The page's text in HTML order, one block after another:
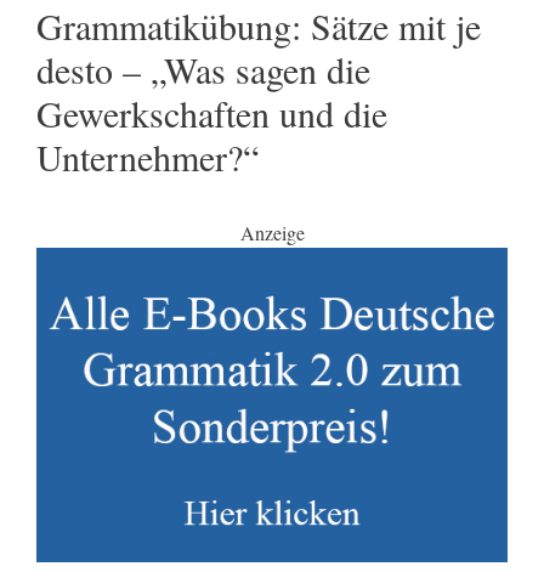
Grammatikübung: Sätze mit je
desto – „Was sagen die
Gewerkschaften und die
Unternehmer?“
Anzeige